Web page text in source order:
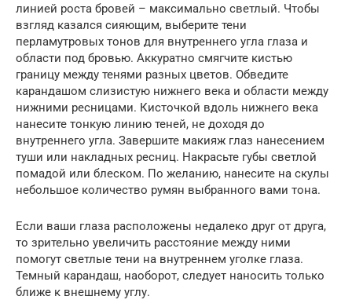
линией роста бровей – максимально светлый. Чтобы
взгляд казался сияющим, выберите тени
перламутровых тонов для внутреннего угла глаза и
области под бровью. Аккуратно смягчите кистью
границу между тенями разных цветов. Обведите
карандашом слизистую нижнего века и области между
нижними ресницами. Кисточкой вдоль нижнего века
нанесите тонкую линию теней, не доходя до
внутреннего угла. Завершите макияж глаз нанесением
туши или накладных ресниц. Накрасьте губы светлой
помадой или блеском. По желанию, нанесите на скулы
небольшое количество румян выбранного вами тона.
Если ваши глаза расположены недалеко друг от друга,
то зрительно увеличить расстояние между ними
помогут светлые тени на внутреннем уголке глаза.
Темный карандаш, наоборот, следует наносить только
ближе к внешнему углу.